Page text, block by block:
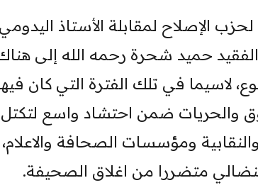
الإصلاح لمقابلة الأستاذ اليدومي
حميد شحرة رحمه الله إلى
لاسيما في تلك الفترة التي كان
والحريات ضمن احتشاد واسع لتكتل
ومؤسسات الصحافة
متضررا من اغلاق الصحيفة.